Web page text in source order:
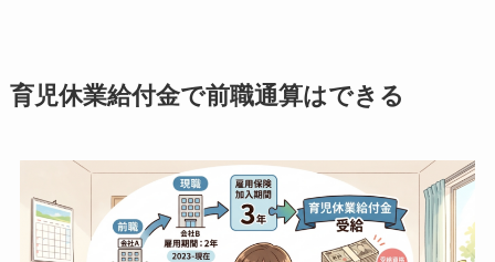
育児休業給付金で前職通算はできる